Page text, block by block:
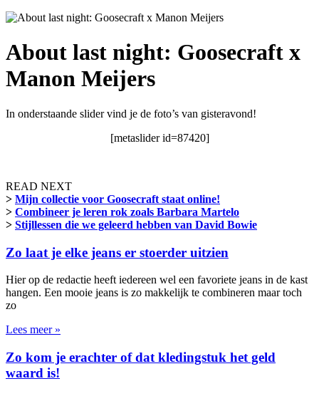
About last night: Goosecraft x
Manon Meijers
In onderstaande slider vind je de foto’s van gisteravond!
[metaslider id=87420]
READ NEXT
> Mijn collectie voor Goosecraft staat online!
> Combineer je leren rok zoals Barbara Martelo
> Stijllessen die we geleerd hebben van David Bowie
Zo laat je elke jeans er stoerder uitzien
Hier op de redactie heeft iedereen wel een favoriete jeans in de kast
hangen. Een mooie jeans is zo makkelijk te combineren maar toch
zo
Lees meer »
Zo kom je erachter of dat kledingstuk het geld
waard is!